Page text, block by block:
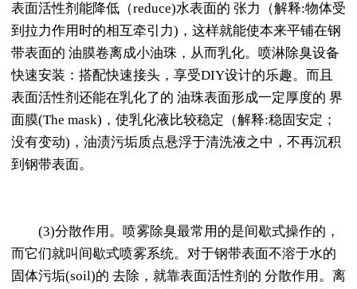
表面活性剂能降低（reduce)水表面的 张力（解释:物体受
到拉力作用时的相互牵引力)，这样就能使本来平铺在钢
带表面的 油膜卷离成小油珠，从而乳化。喷淋除臭设备
快速安装：搭配快速接头，享受DIY设计的乐趣。而且
表面活性剂还能在乳化了的 油珠表面形成一定厚度的 界
面膜(The mask)，使乳化液比较稳定（解释:稳固安定；
没有变动)，油渍污垢质点悬浮于清洗液之中，不再沉积
到钢带表面。
(3)分散作用。喷雾除臭最常用的是间歇式操作的，
而它们就叫间歇式喷雾系统。对于钢带表面不溶于水的
固体污垢(soil)的 去除，就靠表面活性剂的 分散作用。离